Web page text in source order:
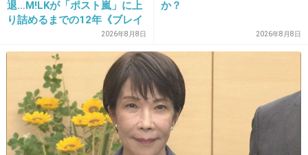
ね！」
って人も居れば、
やってもらうのに慣れてそれが当たり前になっ
て殿様な男も居るし。
+58 -3
退…M!LKが「ポスト嵐」に上
り詰めるまでの12年《ブレイ
2026年8月8日
か？
2026年8月8日